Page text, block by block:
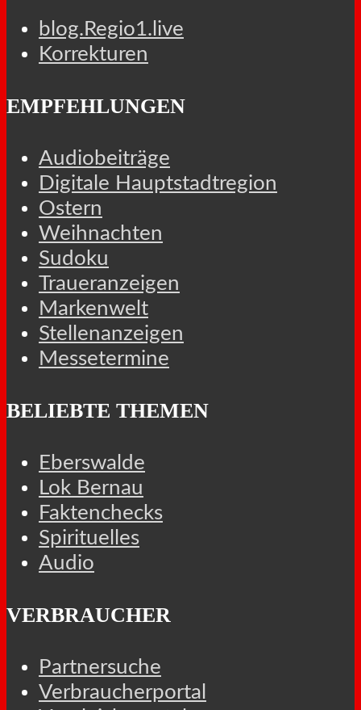
blog.Regio1.live
Korrekturen
EMPFEHLUNGEN
Audiobeiträge
Digitale Hauptstadtregion
Ostern
Weihnachten
Sudoku
Traueranzeigen
Markenwelt
Stellenanzeigen
Messetermine
BELIEBTE THEMEN
Eberswalde
Lok Bernau
Faktenchecks
Spirituelles
Audio
VERBRAUCHER
Partnersuche
Verbraucherportal